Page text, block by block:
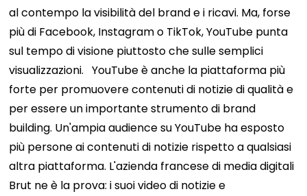
al contempo la visibilità del brand e i ricavi. Ma, forse
più di Facebook, Instagram o TikTok, YouTube punta
sul tempo di visione piuttosto che sulle semplici
visualizzazioni. YouTube è anche la piattaforma più
forte per promuovere contenuti di notizie di qualità e
per essere un importante strumento di brand
building. Un'ampia audience su YouTube ha esposto
più persone ai contenuti di notizie rispetto a qualsiasi
altra piattaforma. L'azienda francese di media digitali
Brut ne è la prova: i suoi video di notizie e